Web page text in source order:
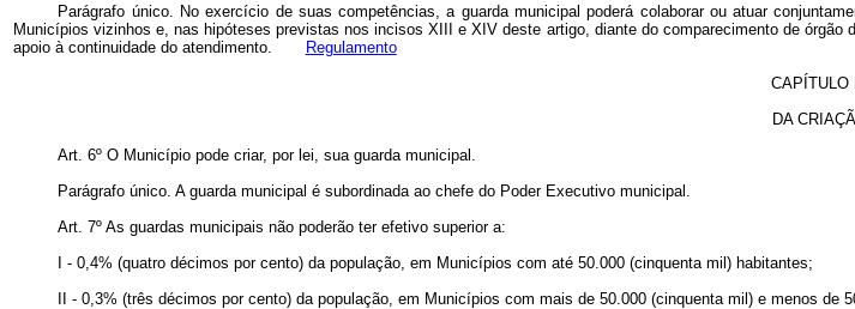
Parágrafo único. No exercício de suas competências, a guarda municipal poderá colaborar ou atuar
Municípios vizinhos e, nas hipóteses previstas nos incisos XIII e XIV deste artigo, diante do comparecimento de órgão
apoio à continuidade do atendimento.
Regulamento
CAPÍTULO
DA
Art. 6º O Município pode criar, por lei, sua guarda municipal.
Parágrafo único. A guarda municipal é subordinada ao chefe do Poder Executivo municipal.
Art. 7º As guardas municipais não poderão ter efetivo superior a:
I - 0,4% (quatro décimos por cento) da população, em Municípios com até 50.000 (cinquenta mil) habitantes;
II - 0,3% (três décimos por cento) da população, em Municípios com mais de 50.000 (cinquenta mil) e menos